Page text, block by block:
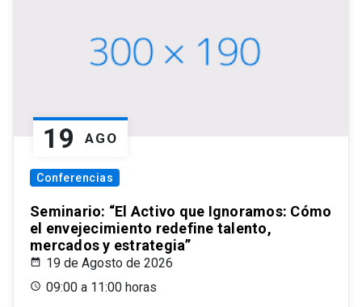
19 AGO
Conferencias
Seminario: “El Activo que Ignoramos: Cómo
el envejecimiento redefine talento,
mercados y estrategia”
19 de Agosto de 2026
09:00 a 11:00 horas